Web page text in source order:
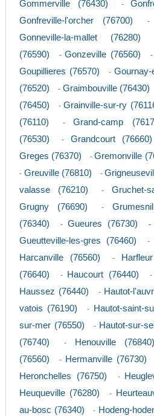
Gommerville (76430) -
Gonfreville-l'orcher (76700) -
Gonneville-la-mallet (76280)
(76590)
-Gonzeville (76560) -
Goupillieres (76570) - Gournay-
(76520)
- Graimbouville (76430)
(76450)
-Grainville-sur-ry
(76110)
-Grand-camp
(76530)
- Grandcourt (76660)
Greges (76370) -Gremonville
- Greuville (76810) -
valasse (76210)
- Gruchet-
Grugny (76690) -
(76340)
- Gueures (76730)
Gueutteville-les-gres (76460) -
Harcanville (76560) -
(76640)
- Haucourt (76440) -
Haussez (76440) - Hautot-
vatois (76190)
- Hautot-saint-
sur-mer (76550)
- Hautot-sur-
(76740)
- Henouville (76840)
(76560)
- Hermanville (76730)
Heronchelles (76750) -
Heuqueville (76280) -
au-bosc (76340)
- Hodeng-